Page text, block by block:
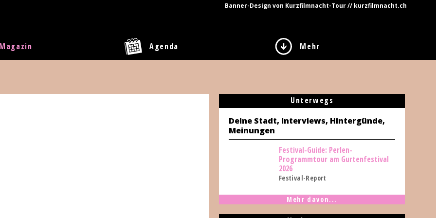
Banner-Design von Kurzfilmnacht-Tour // kurzfilmnacht.ch
Agenda Mehr
Unterwegs
Deine Stadt, Interviews, Hintergünde,
Meinungen
Festival-Guide: Perlen-
Programmtour am Gurtenfestival
2026
Festival-Report
Mehr davon...